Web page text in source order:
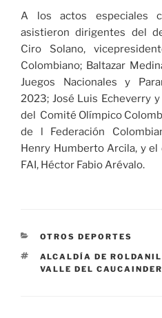
A los actos especiales
asistieron dirigentes del
Ciro Solano,
Colombiano; Baltazar
Juegos Nacionales y
2023; José Luis Echeverry
del Comité Olímpico
de l Federación
Henry Humberto Arcila, y
FAI, Héctor Fabio Arévalo.
CATEGORÍAS
OTROS DEPORTES
ETIQUETAS
ALCALDÍA DE
VALLE DEL